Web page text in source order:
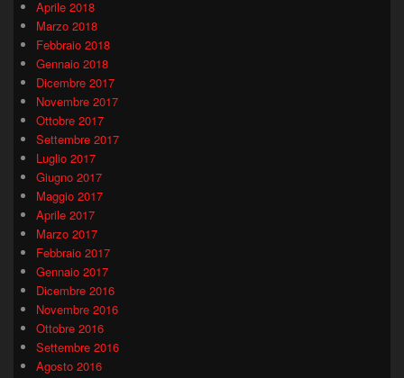
Aprile 2018
Marzo 2018
Febbraio 2018
Gennaio 2018
Dicembre 2017
Novembre 2017
Ottobre 2017
Settembre 2017
Luglio 2017
Giugno 2017
Maggio 2017
Aprile 2017
Marzo 2017
Febbraio 2017
Gennaio 2017
Dicembre 2016
Novembre 2016
Ottobre 2016
Settembre 2016
Agosto 2016